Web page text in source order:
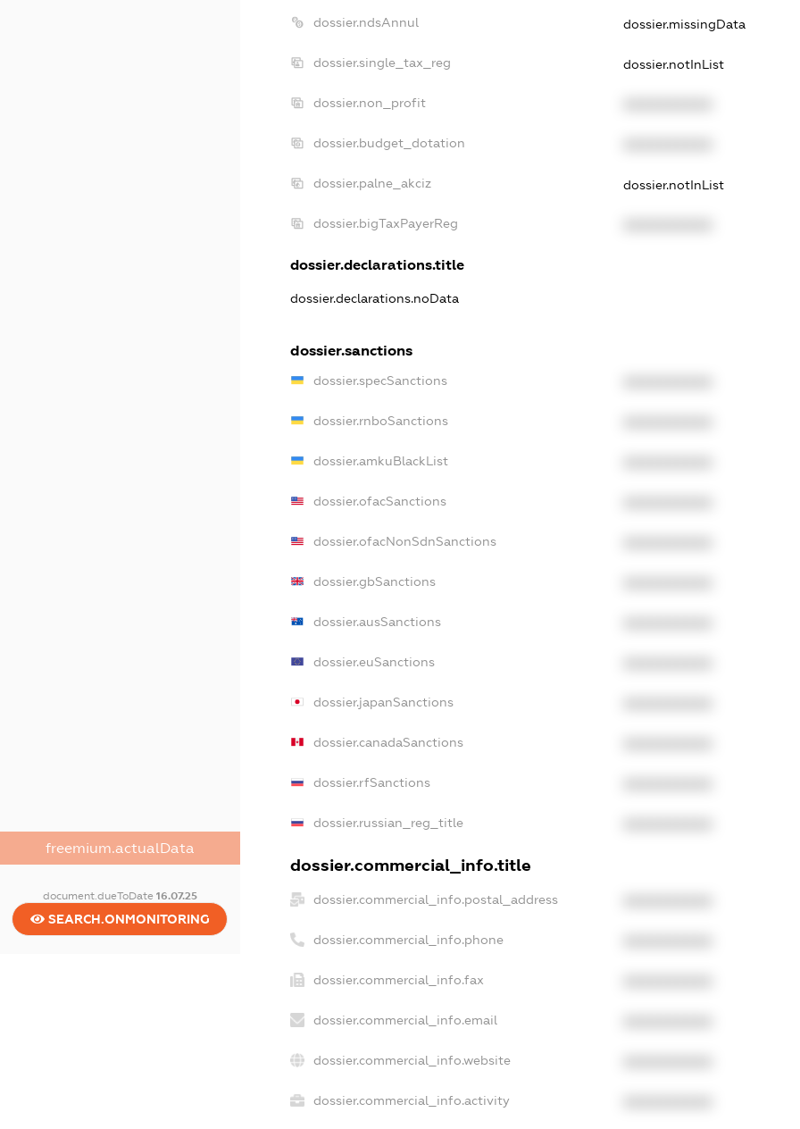
freemium.actualData
document.dueToDate 16.07.25
SEARCH.ONMONITORING
dossier.ndsAnnul dossier.missingData
dossier.single_tax_reg dossier.notInList
dossier.non_profit
dossier.budget_dotation
dossier.palne_akciz dossier.notInList
dossier.bigTaxPayerReg
dossier.declarations.title
dossier.declarations.noData
dossier.sanctions
dossier.specSanctions
dossier.rnboSanctions
dossier.amkuBlackList
dossier.ofacSanctions
dossier.ofacNonSdnSanctions
dossier.gbSanctions
dossier.ausSanctions
dossier.euSanctions
dossier.japanSanctions
dossier.canadaSanctions
dossier.rfSanctions
dossier.russian_reg_title
dossier.commercial_info.title
dossier.commercial_info.postal_address
dossier.commercial_info.phone
dossier.commercial_info.fax
dossier.commercial_info.email
dossier.commercial_info.website
dossier.commercial_info.activity